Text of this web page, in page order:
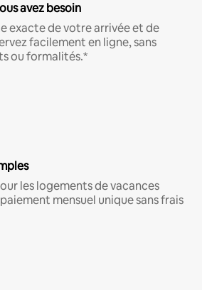
avez besoin
exacte de votre arrivée et de
facilement en ligne, sans
ou formalités.*
les logements de vacances
mensuel unique sans frais